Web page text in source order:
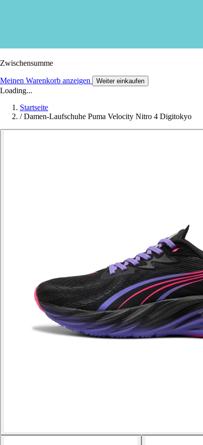
Zwischensumme
Meinen Warenkorb anzeigen Weiter einkaufen
Loading...
Startseite
/ Damen-Laufschuhe Puma Velocity Nitro 4 Digitokyo